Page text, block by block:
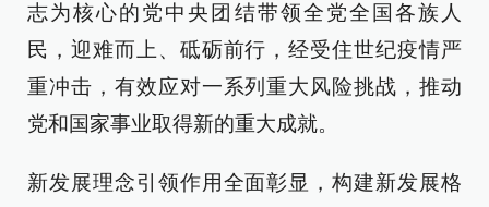
志为核心的党中央团结带领全党全国各族人
民，迎难而上、砥砺前行，经受住世纪疫情严
重冲击，有效应对一系列重大风险挑战，推动
党和国家事业取得新的重大成就。
新发展理念引领作用全面彰显，构建新发展格